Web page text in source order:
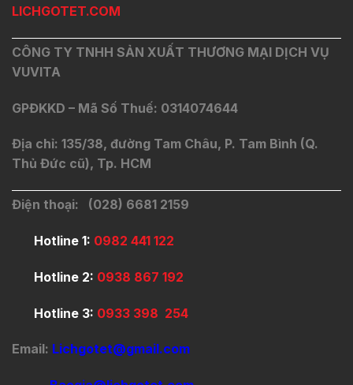
LICHGOTET.COM
CÔNG TY TNHH SẢN XUẤT THƯƠNG MẠI DỊCH VỤ
VUVITA
GPĐKKD – Mã Số Thuế: 0314074644
Địa chỉ: 135/38, đường Tam Châu, P. Tam Bình (Q.
Thủ Đức cũ), Tp. HCM
Điện thoại: (028) 6681 2159
Hotline 1: 0982 441 122
Hotline 2: 0938 867 192
Hotline 3: 0933 398 254
Email: Lichgotet@gmail.com